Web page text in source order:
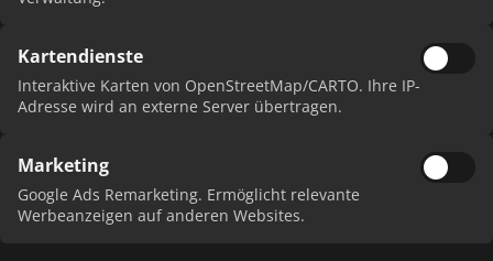
Kartendienste
Interaktive Karten von OpenStreetMap/CARTO. Ihre IP-
Adresse wird an externe Server übertragen.
Marketing
Google Ads Remarketing. Ermöglicht relevante
Werbeanzeigen auf anderen Websites.